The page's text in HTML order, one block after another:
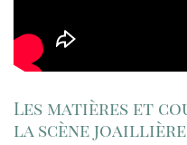
Les matières et
la scène joaillière